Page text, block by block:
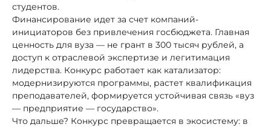
студентов.
Финансирование идет за счет компаний-
инициаторов без привлечения госбюджета. Главная
ценность для вуза — не грант в 300 тысяч рублей, а
доступ к отраслевой экспертизе и легитимация
лидерства. Конкурс работает как катализатор:
модернизируются программы, растет квалификация
преподавателей, формируется устойчивая связь «вуз
— предприятие — государство».
Что дальше? Конкурс превращается в экосистему: в